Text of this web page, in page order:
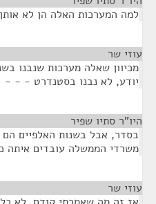
למה המערכות האלה הן לא
עוזי שר
יודע, לא נבנו בסטנדרט - - -
היו"ר סתיו שפיר
בסדר, אבל בשנות האלפיים
משרדי הממשלה עובדים איתה
עוזי שר